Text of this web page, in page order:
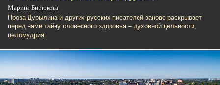
Марина Бирюкова
Проза Дурылина и других русских писателей заново раскрывает
перед нами тайну словесного здоровья – духовной цельности,
целомудрия.